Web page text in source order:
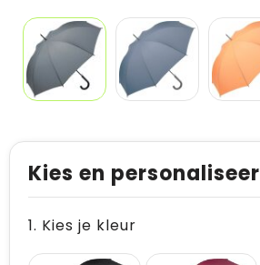
Kies en personaliseer
1. Kies je kleur